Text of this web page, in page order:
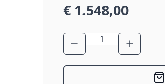
€ 1.548,00
Aantal